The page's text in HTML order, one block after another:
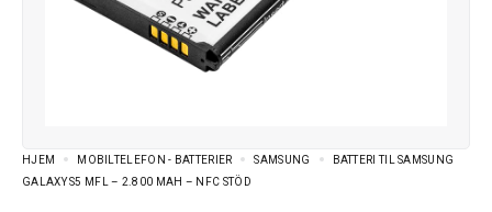
HJEM MOBILTELEFON - BATTERIER SAMSUNG
BATTERI TIL SAMSUNG
GALAXY S5 MFL – 2.800 MAH – NFC STÖD